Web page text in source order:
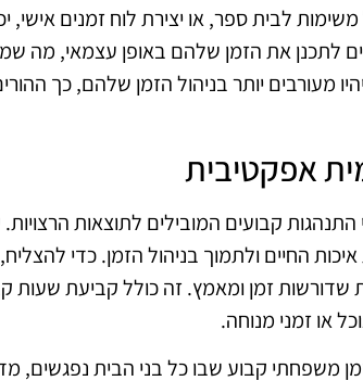
משימות לבית ספר, או יצירת לוח זמנים אישי,
לתכנן את הזמן שלהם באופן עצמאי, מה
מעורבים יותר בניהול הזמן שלהם, כך
אפקטיבית
קבועים המובילים לתוצאות
החיים ולתמוך בניהול הזמן. כדי
שדורשות זמן ומאמץ. זה כולל קביעת שעות
או זמני מנוחה.
משפחתי קבוע שבו כל בני הבית נפגשים,